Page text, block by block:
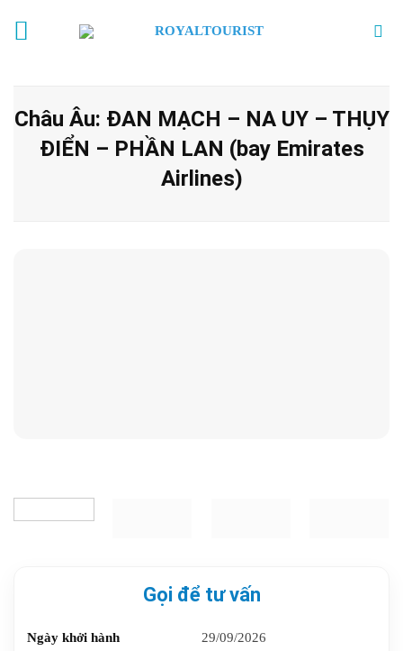
Châu Âu: ĐAN MẠCH – NA UY – THỤY
ĐIỂN – PHẦN LAN (bay Emirates
Airlines)
Gọi để tư vấn
Ngày khởi hành 29/09/2026